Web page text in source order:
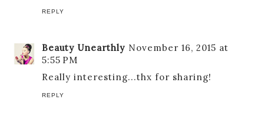
REPLY
Beauty Unearthly November 16, 2015 at
5:55 PM
Really interesting...thx for sharing!
REPLY